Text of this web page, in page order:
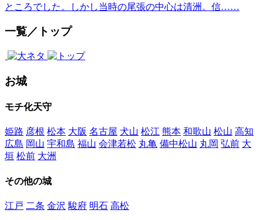
ところでした。しかし当時の尾張の中心は清洲。信……
一覧／トップ
お城
モチ化天守
姫路 彦根 松本 大阪 名古屋 犬山 松江 熊本 和歌山 松山 高知
広島 岡山 宇和島 福山 会津若松 丸亀 備中松山 丸岡 弘前 大
垣 松前 大洲
その他の城
江戸 二条 金沢 駿府 明石 高松